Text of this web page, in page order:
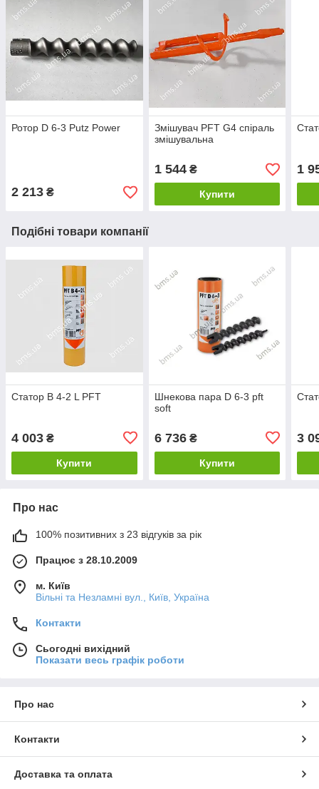
Ротор D 6-3 Putz Power
2 213 ₴
Змішувач PFT G4 спіраль
змішувальна
1 544₴
Купити
1
Подібні товари компанії
Статор B 4-2 L PFT
4 003 ₴
Купити
Шнекова пара D 6-3 pft
soft
6 736₴
Купити
3
Про нас
100% позитивних з 23 відгуків за рік
Працює з 28.10.2009
м. Київ
Вільні та Незламні вул., Київ, Україна
Контакти
Сьогодні вихідний
Показати весь графік роботи
Про нас
Контакти
Доставка та оплата